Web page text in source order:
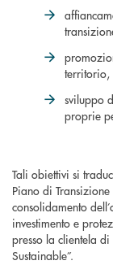
territorio,
sviluppo
proprie
Tali obiettivi si
Piano di
consolidamento
investimento e
presso la clientela
Sustainable”.